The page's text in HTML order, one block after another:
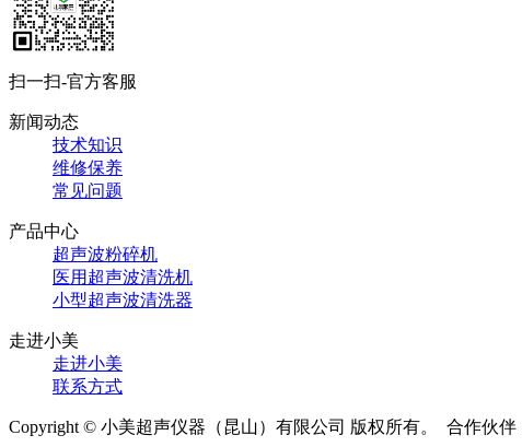
扫一扫-官方客服
新闻动态
技术知识
维修保养
常见问题
产品中心
超声波粉碎机
医用超声波清洗机
小型超声波清洗器
走进小美
走进小美
联系方式
Copyright © 小美超声仪器（昆山）有限公司 版权所有。 合作伙伴